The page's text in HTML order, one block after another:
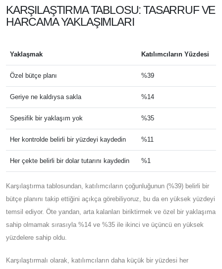
KARŞILAŞTIRMA TABLOSU: TASARRUF VE
HARCAMA YAKLAŞIMLARI
Yaklaşmak Katılımcıların Yüzdesi
Özel bütçe planı %39
Geriye ne kaldıysa sakla %14
Spesifik bir yaklaşım yok %35
Her kontrolde belirli bir yüzdeyi kaydedin %11
Her çekte belirli bir dolar tutarını kaydedin %1
Karşılaştırma tablosundan, katılımcıların çoğunluğunun (%39) belirli bir
bütçe planını takip ettiğini açıkça görebiliyoruz, bu da en yüksek yüzdeyi
temsil ediyor. Öte yandan, arta kalanları biriktirmek ve özel bir yaklaşıma
sahip olmamak sırasıyla %14 ve %35 ile ikinci ve üçüncü en yüksek
yüzdelere sahip oldu.
Karşılaştırmalı olarak, katılımcıların daha küçük bir yüzdesi her